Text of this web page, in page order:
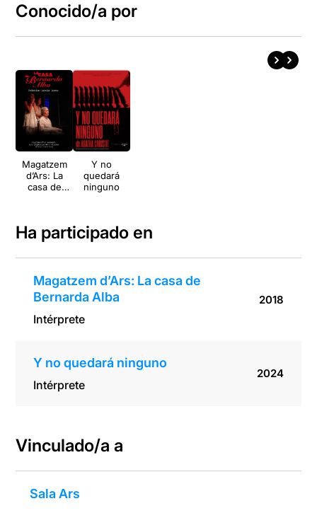
Conocido/a por
Magatzem
d’Ars: La
casa de
Y no
quedará
ninguno
Ha participado en
Magatzem d’Ars: La casa de
Bernarda Alba
Intérprete
2018
Y no quedará ninguno
Intérprete
2024
Vinculado/a a
Sala Ars